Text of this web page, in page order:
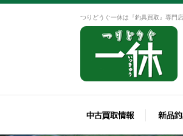
つりどうぐ一休は『釣具買取』専門